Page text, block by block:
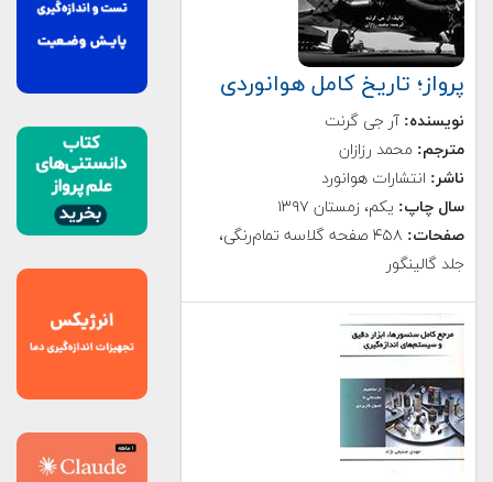
پرواز؛ تاریخ کامل هوانوردی
نویسنده: آر جی گرنت
مترجم: محمد رزازان
ناشر: انتشارات هوانورد
سال چاپ: یکم، زمستان ۱۳۹۷
صفحات:
۴۵۸ صفحه گلاسه تمام‌رنگی،
جلد گالینگور